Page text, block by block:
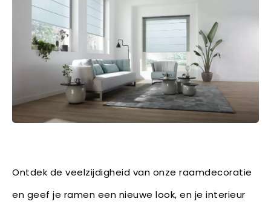
Ontdek de veelzijdigheid van onze raamdecoratie
en geef je ramen een nieuwe look, en je interieur